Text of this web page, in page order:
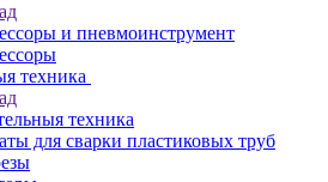
и пневмоинструмент
техника
техника
для сварки пластиковых труб